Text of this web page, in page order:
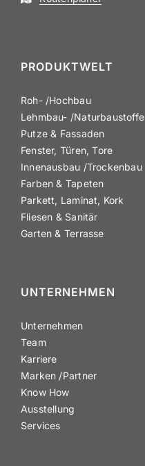
PRODUKTWELT
Roh- /​Hochbau
Lehmbau- /​Natur­bau­stoffe
Putze & Fassaden
Fenster, Türen, Tore
Innen­ausbau /​Trockenbau
Farben & Tapeten
Parkett, Laminat, Kork
Fliesen & Sanitär
Garten & Terrasse
UNTER­NEHMEN
Unter­nehmen
Team
Karriere
Marken /​Partner
Know How
Ausstellung
Services